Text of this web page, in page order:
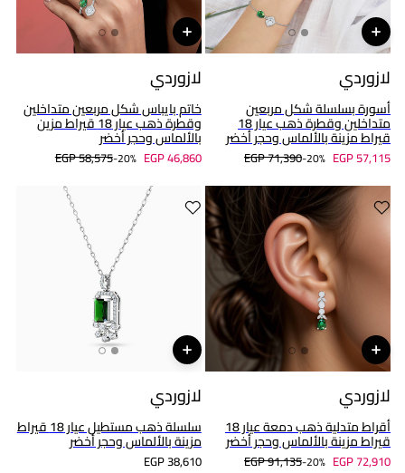
لازوردي
أسورة بسلسلة شكل مربعين
متداخلين وقطرة ذهب عيار 18
قيراط مزينة بالألماس وحجر أخضر
EGP 71,390 20%- EGP 57,115
لازوردي
خاتم بايباس شكل مربعين متداخلين
وقطرة ذهب عيار 18 قيراط مزين
بالألماس وحجر أخضر
EGP 58,575 20%- EGP 46,860
لازوردي
أقراط متدلية ذهب دمعة عيار 18
قيراط مزينة بالألماس وحجر أخضر
EGP 91,135 20%- EGP 72,910
لازوردي
سلسلة ذهب مستطيل عيار 18 قيراط
مزينة بالألماس وحجر أخضر
EGP 38,610